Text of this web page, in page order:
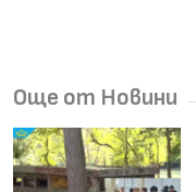
Още от Новини